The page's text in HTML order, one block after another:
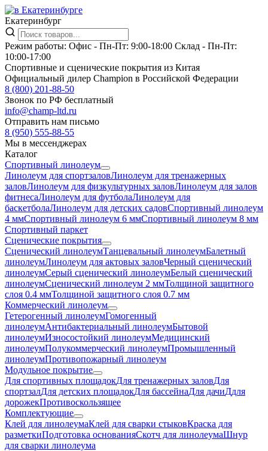
Екатеринбург
Режим работы: Офис - Пн-Пт: 9:00-18:00 Склад - Пн-Пт:
10:00-17:00
Спортивные и сценические покрытия из Китая
Официальный дилер Champion в Российской Федерации
8 (800) 201-88-50
Звонок по РФ бесплатный
info@champ-ltd.ru
Отправить нам письмо
8 (950) 555-88-55
Мы в мессенджерах
Каталог
Спортивный линолеум
Линолеум для спортзаловЛинолеум для тренажерных
заловЛинолеум для физкультурных заловЛинолеум для залов
фитнесаЛинолеум для футболаЛинолеум для
баскетболаЛинолеум для детских садовСпортивный линолеум
4 ммСпортивный линолеум 6 ммСпортивный линолеум 8 мм
Спортивный паркет
Сценические покрытия
Сценический линолеумТанцевальный линолеумБалетный
линолеумЛинолеум для актовых заловЧерный сценический
линолеумСерый сценический линолеумБелый сценический
линолеумСценический линолеум 2 ммТолщиной защитного
слоя 0.4 ммТолщиной защитного слоя 0.7 мм
Коммерческий линолеум
Гетерогенный линолеумГомогенный
линолеумАнтибактериальный линолеумБытовой
линолеумИзносостойкий линолеумМедицинский
линолеумПолукоммерческий линолеумПромышленный
линолеумПротивопожарный линолеум
Модульное покрытие
Для спортивных площадокДля тренажерных заловДля
спортзалДля детских площадокДля бассейнаДля дачиДдля
дорожекПротивоскользящее
Комплектующие
Клей для линолеумаКлей для сварки стыковКраска для
разметкиПодготовка основанияСкотч для линолеумаШнур
для сварки линолеума